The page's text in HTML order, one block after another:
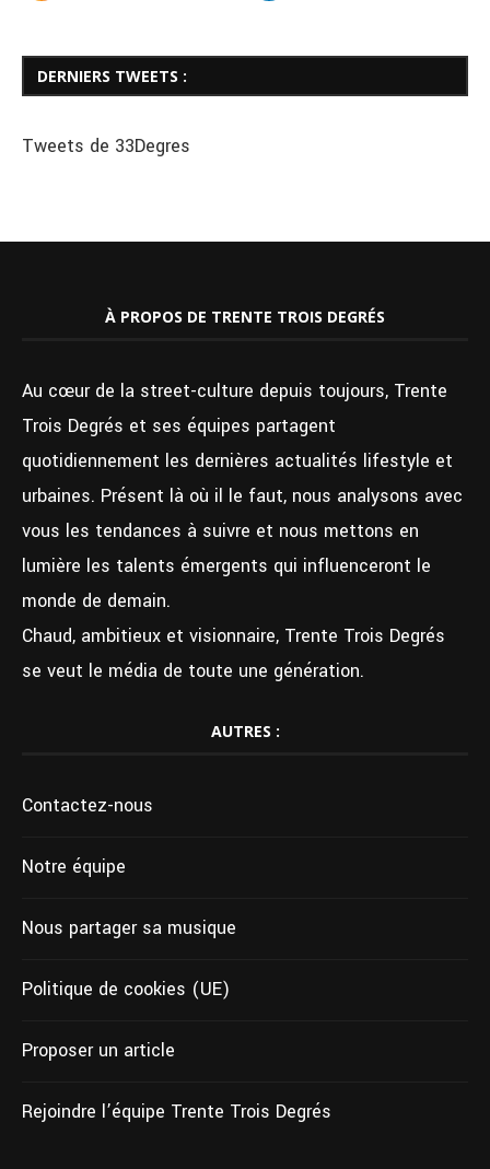
DERNIERS TWEETS :
Tweets de 33Degres
À PROPOS DE TRENTE TROIS DEGRÉS
Au cœur de la street-culture depuis toujours, Trente
Trois Degrés et ses équipes partagent
quotidiennement les dernières actualités lifestyle et
urbaines. Présent là où il le faut, nous analysons avec
vous les tendances à suivre et nous mettons en
lumière les talents émergents qui influenceront le
monde de demain.
Chaud, ambitieux et visionnaire, Trente Trois Degrés
se veut le média de toute une génération.
AUTRES :
Contactez-nous
Notre équipe
Nous partager sa musique
Politique de cookies (UE)
Proposer un article
Rejoindre l’équipe Trente Trois Degrés